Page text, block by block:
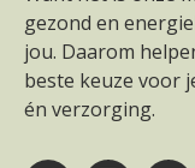
gezond en
jou. Daarom
beste keuze voor
én verzorging.